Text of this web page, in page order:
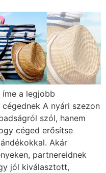
íme a legjobb
A nyári szezon
szól, hanem
céged erősítse
Akár
partnereidnek
jól kiválasztott,